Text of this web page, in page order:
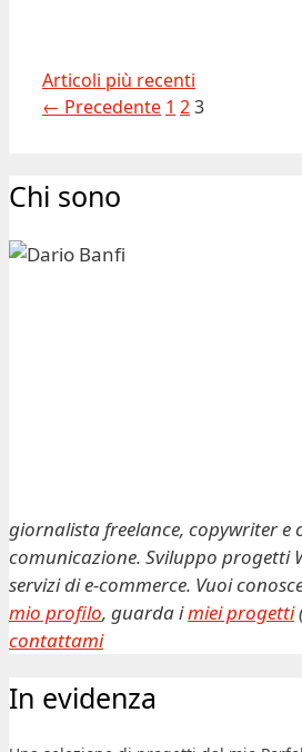
Articoli più recenti
← Precedente Pagina
1 Pagina
2Pagina
3
Chi sono
giornalista freelance, copywriter e
comunicazione. Sviluppo progetti
servizi di e-commerce. Vuoi
mio profilo, guarda imiei progetti
contattami
In evidenza